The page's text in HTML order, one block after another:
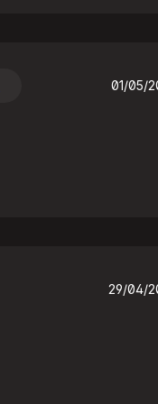
01/05/
29/04/